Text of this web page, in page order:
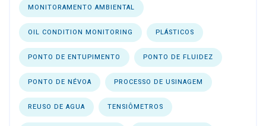
MONITORAMENTO AMBIENTAL
OIL CONDITION MONITORING PLÁSTICOS
PONTO DE ENTUPIMENTO PONTO DE FLUIDEZ
PONTO DE NÉVOA PROCESSO DE USINAGEM
REUSO DE AGUA TENSIÔMETROS